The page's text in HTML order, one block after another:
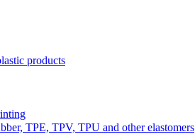
products
TPE, TPV, TPU and other elastomers